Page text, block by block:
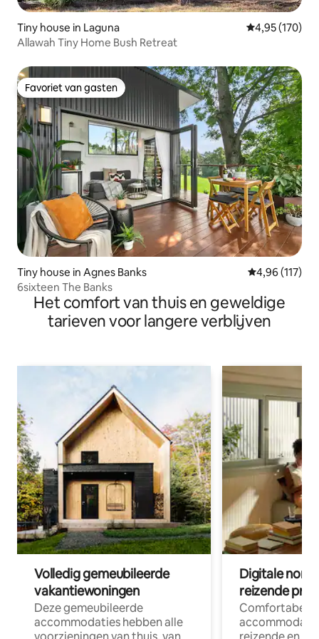
Tiny house in Laguna Gemiddelde
4,95 (170)
Allawah Tiny Home Bush Retreat
Favoriet van gasten
Favoriet van gasten
Tiny house in Agnes Banks Gemiddelde
4,96 (117)
6sixteen The Banks
Het comfort van thuis en geweldige
tarieven voor langere verblijven
Volledig gemeubileerde
vakantiewoningen
Deze gemeubileerde
accommodaties hebben alle
Digitale
reizende
Comfortabele